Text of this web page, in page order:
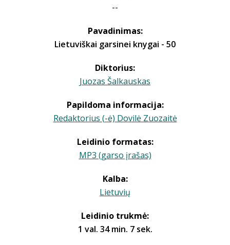
--
Pavadinimas:
Lietuviškai garsinei knygai - 50
Diktorius:
Juozas Šalkauskas
Papildoma informacija:
Redaktorius (-ė) Dovilė Zuozaitė
Leidinio formatas:
MP3 (garso įrašas)
Kalba:
Lietuvių
Leidinio trukmė:
1 val. 34 min. 7 sek.